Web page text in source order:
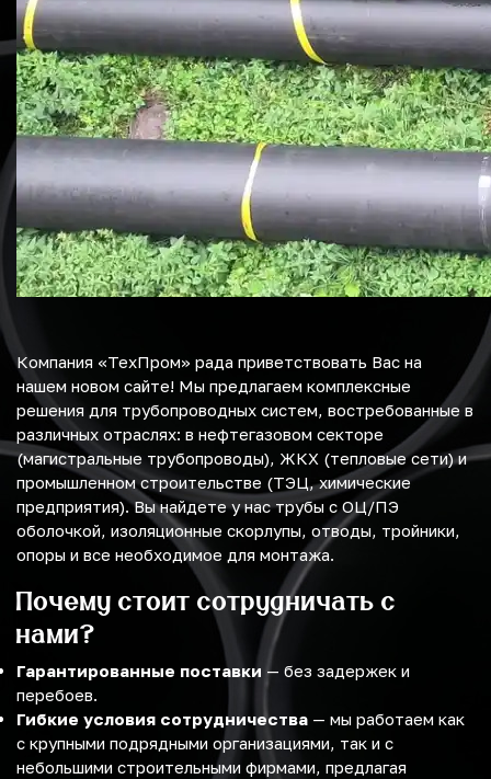
Компания «ТехПром» рада приветствовать Вас на
нашем новом сайте! Мы предлагаем комплексные
решения для трубопроводных систем, востребованные в
различных отраслях: в нефтегазовом секторе
(магистральные трубопроводы), ЖКХ (тепловые сети) и
промышленном строительстве (ТЭЦ, химические
предприятия). Вы найдете у нас трубы с ОЦ/ПЭ
оболочкой, изоляционные скорлупы, отводы, тройники,
опоры и все необходимое для монтажа.
Почему стоит сотрудничать с
нами?
Гарантированные поставки — без задержек и
перебоев.
Гибкие условия сотрудничества — мы работаем как
с крупными подрядными организациями, так и с
небольшими строительными фирмами, предлагая